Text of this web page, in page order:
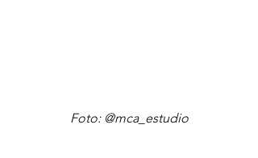
Foto: @mca_estudio